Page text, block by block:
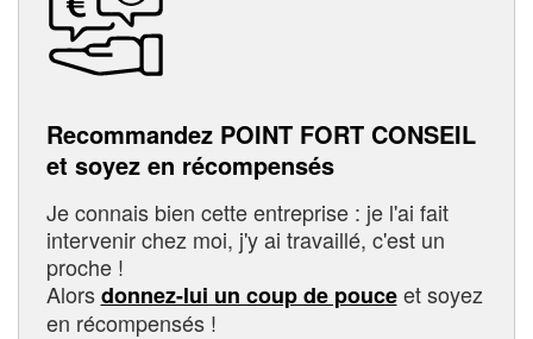
Recommandez POINT FORT CONSEIL
et soyez en récompensés
Je connais bien cette entreprise : je l'ai fait
intervenir chez moi, j'y ai travaillé, c'est un
proche !
Alorsdonnez-lui un coup de pouceet soyez
en récompensés !